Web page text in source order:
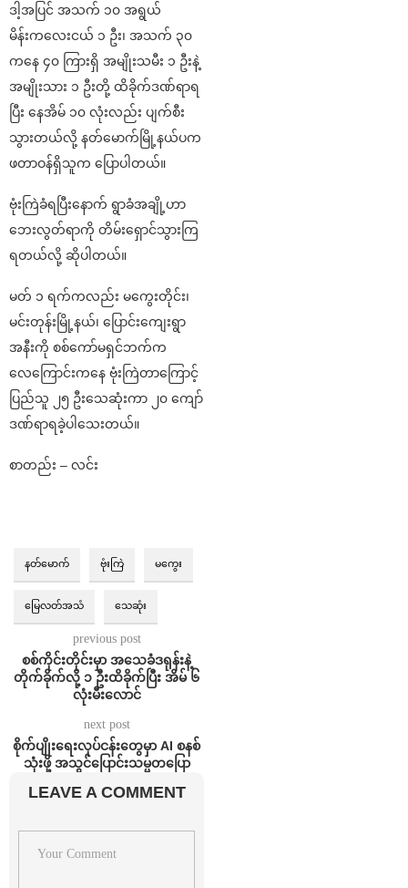
ဒါ့အပြင် အသက် ၁၀ အရွယ်
မိန်းကလေးငယ် ၁ ဦး၊ အသက် ၃၀
ကနေ ၄၀ ကြားရှိ အမျိုးသမီး ၁ ဦးနဲ့
အမျိုးသား ၁ ဦးတို့ ထိခိုက်ဒဏ်ရာရ
ပြီး နေအိမ် ၁၀ လုံးလည်း ပျက်စီး
သွားတယ်လို့ နတ်မောက်မြို့နယ်ပက
ဖတာဝန်ရှိသူက ပြောပါတယ်။
ဗုံးကြဲခံရပြီးနောက် ရွာခံအချို့ဟာ
ဘေးလွတ်ရာကို တိမ်းရှောင်သွားကြ
ရတယ်လို့ ဆိုပါတယ်။
မတ် ၁ ရက်ကလည်း မကွေးတိုင်း၊
မင်းတုန်းမြို့နယ်၊ ပြောင်းကျေးရွာ
အနီးကို စစ်ကော်မရှင်ဘက်က
လေကြောင်းကနေ ဗုံးကြဲတာကြောင့်
ပြည်သူ ၂၅ ဦးသေဆုံးကာ ၂၀ ကျော်
ဒဏ်ရာရခဲ့ပါသေးတယ်။
စာတည်း – လင်း
နတ်မောက် ဗုံးကြဲ မကွေး
မြေလတ်အသံ သေဆုံး
previous post
စစ်ကိုင်းတိုင်းမှာ အသေခံဒရုန်းနဲ့
တိုက်ခိုက်လို့ ၁ ဦးထိခိုက်ပြီး အိမ် ၆
လုံးမီးလောင်
next post
စိုက်ပျိုးရေးလုပ်ငန်းတွေမှာ AI စနစ်
သုံးဖို့ အသွင်ပြောင်းသမ္မတပြော
LEAVE A COMMENT